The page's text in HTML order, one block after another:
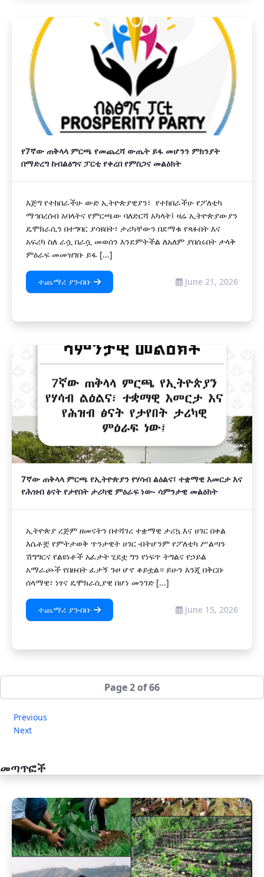
የ7ኛው ጠቅላላ ምርጫ የመጨረሻ ውጤት ይፋ መሆንን ምክንያት
በማድረግ ከብልፅግና ፓርቲ የቀረበ የምስጋና መልዕክት
እጅግ የተከበራችሁ ውድ ኢትዮጵያዊያን፣ የተከበራችሁ የፖለቲካ
ማኅበረሰብ አባላትና የምርጫው ባለድርሻ አካላት፤ ዛሬ ኢትዮጵያውያን
ዴሞክራሲን በተግባር ያሳዩበት፣ ታሪካቸውን በደማቁ የጻፉበት እና
አፍሪካ ስለ ራሷ በራሷ መወሰን እንደምትችል ለአለም ያበሰሩበት ታላቅ
ምዕራፍ መመዝገቡ ይፋ [...]
ተጨማሪ ያንብቡ June 21, 2026
7ኛው ጠቅላላ ምርጫ የኢትዮጵያን የሃሳብ ልዕልና፣ ተቋማዊ እመርታ እና
የሕዝብ ፅናት የታየበት ታሪካዊ ምዕራፍ ነው- ሳምንታዊ መልዕክት
ኢትዮጵያ ረጅም ዘመናትን በተሻገረ ተቋማዊ ታሪኳ እና ሀገር በቀል
እሴቶቿ የምትታወቅ ጥንታዊት ሀገር ብትሆንም የፖለቲካ ሥልጣን
ሽግግርና የልዩነቶች አፈታት ሂደቷ ግን የነፍጥ ትግልና የኃይል
አማራጮች የበዙበት ፈታኝ ጉዞ ሆኖ ቆይቷል። ይሁን እንጂ በቅርቡ
ሰላማዊ፣ ነፃና ዴሞክራሲያዊ በሆነ መንገድ [...]
ተጨማሪ ያንብቡ June 15, 2026
Page 2 of 66
Previous
Next
መጣጥፎች
አዲስ